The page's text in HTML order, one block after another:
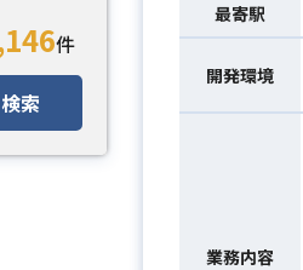
件
検索
最寄駅
開発環境
業務内容